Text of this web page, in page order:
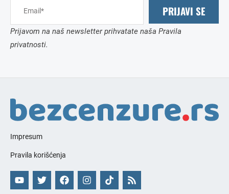
PRIJAVI SE
Prijavom na naš newsletter prihvatate naša Pravila
privatnosti.
Impresum
Pravila korišćenja